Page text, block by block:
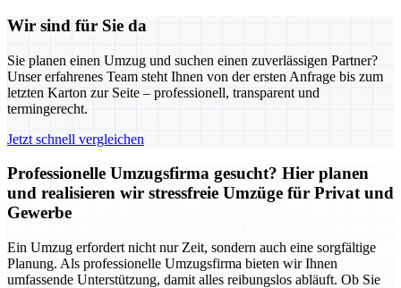
Wir sind für Sie da
Sie planen einen Umzug und suchen einen zuverlässigen Partner?
Unser erfahrenes Team steht Ihnen von der ersten Anfrage bis zum
letzten Karton zur Seite – professionell, transparent und
termingerecht.
Jetzt schnell vergleichen
Professionelle Umzugsfirma gesucht? Hier planen
und realisieren wir stressfreie Umzüge für Privat und
Gewerbe
Ein Umzug erfordert nicht nur Zeit, sondern auch eine sorgfältige
Planung. Als professionelle Umzugsfirma bieten wir Ihnen
umfassende Unterstützung, damit alles reibungslos abläuft. Ob Sie